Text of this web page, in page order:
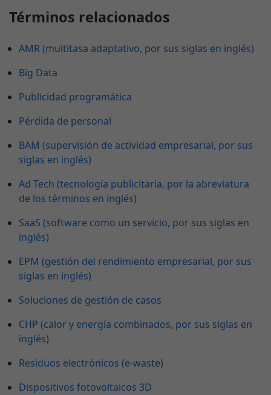
Términos relacionados
AMR (multitasa adaptativo, por sus siglas en inglés)
Big Data
Publicidad programática
Pérdida de personal
BAM (supervisión de actividad empresarial, por sus
siglas en inglés)
Ad Tech (tecnología publicitaria, por la abreviatura
de los términos en inglés)
SaaS (software como un servicio, por sus siglas en
inglés)
EPM (gestión del rendimiento empresarial, por sus
siglas en inglés)
Soluciones de gestión de casos
CHP (calor y energía combinados, por sus siglas en
inglés)
Residuos electrónicos (e-waste)
Dispositivos fotovoltaicos 3D